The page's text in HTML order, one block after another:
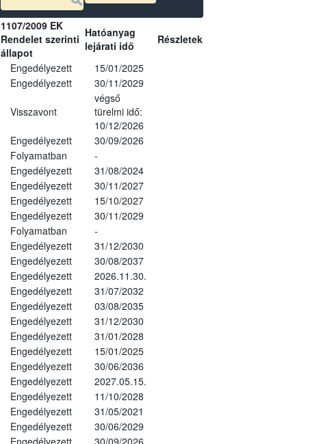
1107/2009 EK
Rendelet szerinti
állapot
Hatóanyag
lejárati idő
Részletek
Engedélyezett
15/01/2025
Engedélyezett 30/11/2029
Visszavont
végső
türelmi idő:
10/12/2026
Engedélyezett
30/09/2026
Folyamatban
-
Engedélyezett
31/08/2024
Engedélyezett
30/11/2027
Engedélyezett
15/10/2027
Engedélyezett
30/11/2029
Folyamatban
-
Engedélyezett
31/12/2030
Engedélyezett
30/08/2037
Engedélyezett
2026.11.30.
Engedélyezett
31/07/2032
Engedélyezett
03/08/2035
Engedélyezett
31/12/2030
Engedélyezett
31/01/2028
Engedélyezett
15/01/2025
Engedélyezett
30/06/2036
Engedélyezett
2027.05.15.
Engedélyezett
11/10/2028
Engedélyezett
31/05/2021
Engedélyezett
30/06/2029
Engedélyezett
30/09/2026